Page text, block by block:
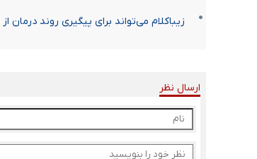
زیباکلام می‌تواند برای پیگیری روند درمان
ارسال نظر